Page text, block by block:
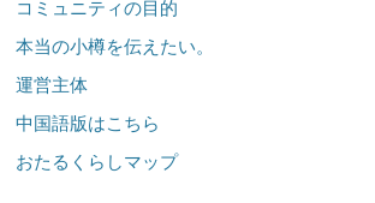
コミュニティの目的
本当の小樽を伝えたい。
運営主体
中国語版はこちら
おたるくらしマップ